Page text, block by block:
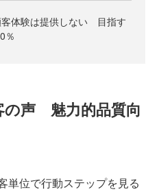
体験は提供しない 目指す
％
の声 魅力的品質向
単位で行動ステップを見る